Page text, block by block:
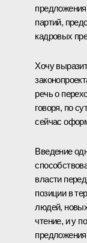
партий,
кадровых
Хочу
речь о
говоря, по
сейчас
Введение
власти
позиции в
людей,
чтение, и у